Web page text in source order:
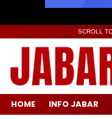
SCROLL
HOME INFO JABAR